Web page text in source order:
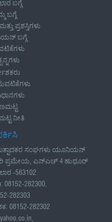
ಬಗ್ಗೆ
ಬಗ್ಗೆ
ಪ್ರಶಸ್ತಿಗಳು
ಬಗ್ಗೆ
ನೀತಿ
ಉತ್ಪಾದಕರ ಸಂಘಗಳು ಯೂನಿಯನ್
ಪ್ರಮೇಯ, ಎನ್ಎಚ್ 4 ಹುಥೂರ್
-563102
282300,
282303
08152-282302